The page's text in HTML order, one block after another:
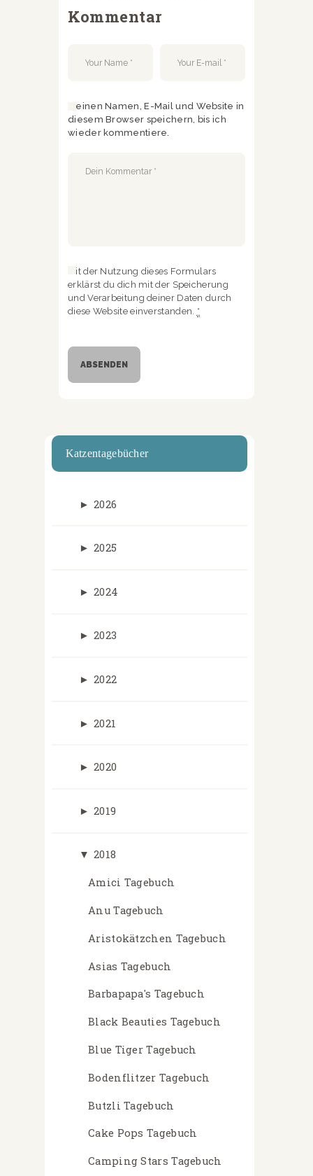
Kommentar
Meinen Namen, E-Mail und Website in
diesem Browser speichern, bis ich
wieder kommentiere.
Mit der Nutzung dieses Formulars
erklärst du dich mit der Speicherung
und Verarbeitung deiner Daten durch
diese Website einverstanden. *
Katzentagebücher
► 2026
► 2025
► 2024
► 2023
► 2022
► 2021
► 2020
► 2019
▼ 2018
Amici Tagebuch
Anu Tagebuch
Aristokätzchen Tagebuch
Asias Tagebuch
Barbapapa's Tagebuch
Black Beauties Tagebuch
Blue Tiger Tagebuch
Bodenflitzer Tagebuch
Butzli Tagebuch
Cake Pops Tagebuch
Camping Stars Tagebuch